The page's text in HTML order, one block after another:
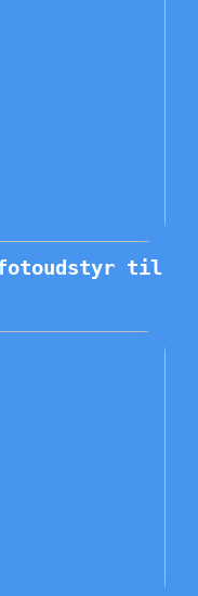
fotoudstyr til